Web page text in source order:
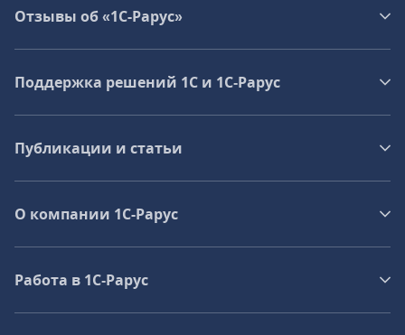
Отзывы об «1С-Рарус»
Поддержка решений 1С и 1С‑Рарус
Публикации и статьи
О компании 1C-Рарус
Работа в 1С‑Рарус